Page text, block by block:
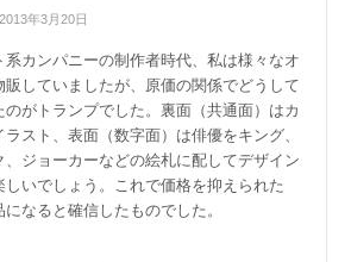
年3月20日
系カンパニーの制作者時代、私は様々なオ
販していましたが、原価の関係でどうして
のがトランプでした。裏面（共通面）はカ
スト、表面（数字面）は俳優をキング、
、ジョーカーなどの絵札に配してデザイン
しいでしょう。これで価格を抑えられた
なると確信したものでした。